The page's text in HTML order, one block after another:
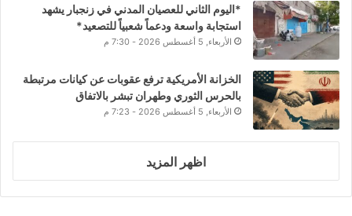
*اليوم الثاني للعصيان المدني في زنجبار يشهد
استجابة واسعة ودعماً شعبياً للتصعيد*
الأربعاء, 5 أغسطس 2026 - 7:30 م
الخزانة الأمريكية ترفع عقوبات عن كيانات مرتبطة
بالحرس الثوري وطهران تبشر بالاتفاق
الأربعاء, 5 أغسطس 2026 - 7:23 م
اظهر المزيد